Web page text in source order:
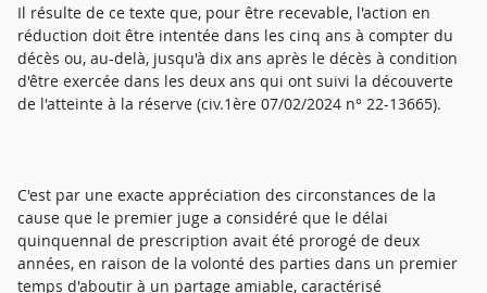
Il résulte de ce texte que, pour être recevable, l'action en
réduction doit être intentée dans les cinq ans à compter du
décès ou, au-delà, jusqu'à dix ans après le décès à condition
d'être exercée dans les deux ans qui ont suivi la découverte
de l'atteinte à la réserve (civ.1ère 07/02/2024 n° 22-13665).
C'est par une exacte appréciation des circonstances de la
cause que le premier juge a considéré que le délai
quinquennal de prescription avait été prorogé de deux
années, en raison de la volonté des parties dans un premier
temps d'aboutir à un partage amiable, caractérisé